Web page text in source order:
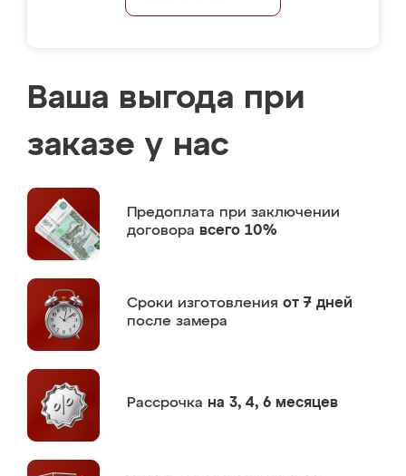
Ваша выгода при
заказе у нас
Предоплата при заключении
договора всего 10%
Сроки изготовления от 7 дней
после замера
Рассрочка на 3, 4, 6 месяцев